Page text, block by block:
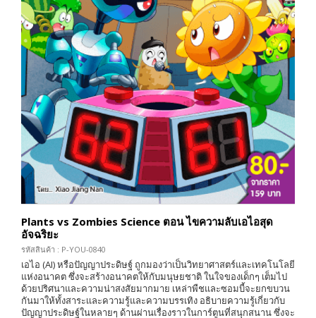
Plants vs Zombies Science ตอน ไขความลับเอไอสุด
อัจฉริยะ
รหัสสินค้า : P-YOU-0840
เอไอ (AI) หรือปัญญาประดิษฐ์ ถูกมองว่าเป็นวิทยาศาสตร์และเทคโนโลยี
แห่งอนาคต ซึ่งจะสร้างอนาคตให้กับมนุษยชาติ ในใจของเด็กๆ เต็มไป
ด้วยปริศนาและความน่าสงสัยมากมาย เหล่าพืชและซอมบี้จะยกขบวน
กันมาให้ทั้งสาระเเละความรู้และความบรรเทิง อธิบายความรู้เกี่ยวกับ
ปัญญาประดิษฐ์ในหลายๆ ด้านผ่านเรื่องราวในการ์ตูนที่สนุกสนาน ซึ่งจะ